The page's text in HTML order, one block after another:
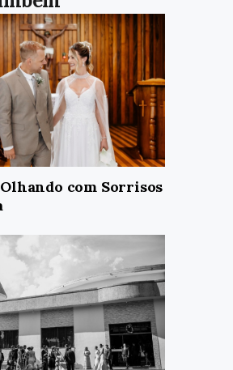
Olhando com Sorrisos